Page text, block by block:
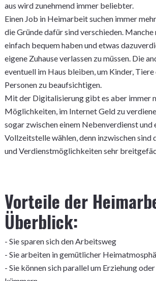
aus wird zunehmend immer beliebter.
Einen Job in Heimarbeit suchen immer
die Gründe dafür sind verschieden. Manche
einfach bequem haben und etwas
eigene Zuhause verlassen zu müssen. Die
eventuell im Haus bleiben, um Kinder,
Personen zu beaufsichtigen.
Mit der Digitalisierung gibt es aber immer
Möglichkeiten, im Internet Geld zu
sogar zwischen einem Nebenverdienst und
Vollzeitstelle wählen, denn inzwischen sind
und Verdienstmöglichkeiten sehr
Vorteile der
Überblick:
- Sie sparen sich den Arbeitsweg
- Sie arbeiten in gemütlicher
- Sie können sich parallel um Erziehung